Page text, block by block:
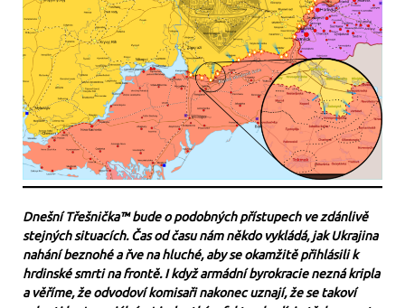
Dnešní Třešnička™ bude o podobných přístupech ve zdánlivě
stejných situacích. Čas od času nám někdo vykládá, jak Ukrajina
nahání beznohé a řve na hluché, aby se okamžitě přihlásili k
hrdinské smrti na frontě. I když armádní byrokracie nezná kripla
a věříme, že odvodoví komisaři nakonec uznají, že se takoví